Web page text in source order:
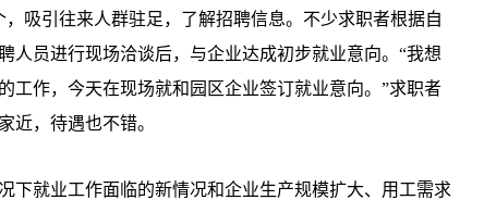
吸引往来人群驻足，了解招聘信息。不少求职者根据自
人员进行现场洽谈后，与企业达成初步就业意向。“我想
工作，今天在现场就和园区企业签订就业意向。”求职者
近，待遇也不错。
就业工作面临的新情况和企业生产规模扩大、用工需求